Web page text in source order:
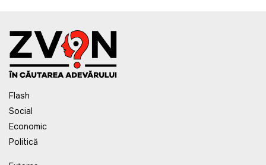
Flash
Social
Economic
Politică